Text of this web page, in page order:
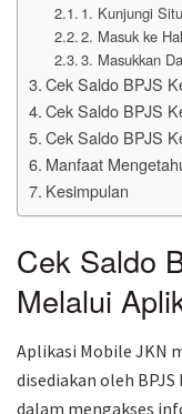
1. Kunjungi
2. Masuk ke
3. Masukkan
Cek Saldo BPJS
Cek Saldo BPJS
Cek Saldo BPJS
Manfaat
Kesimpulan
Cek Saldo
Melalui
Aplikasi Mobile JKN
disediakan oleh
dalam mengakses